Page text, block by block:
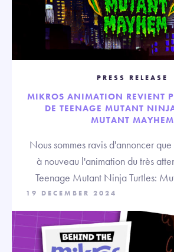
PRESS RELEASE
MIKROS ANIMATION REVIENT
DE TEENAGE MUTANT
MUTANT MAYHEM
Nous sommes ravis d'annoncer
à nouveau l'animation du très
Teenage Mutant Ninja Turtles:
19 DECEMBER 2024